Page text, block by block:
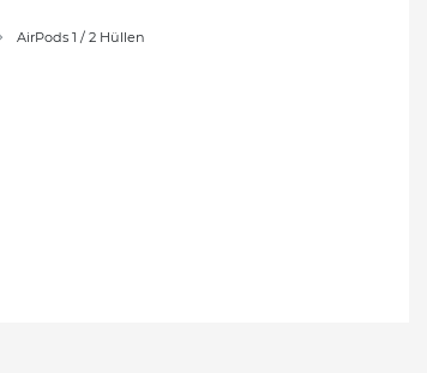
AirPods 1 / 2 Hüllen